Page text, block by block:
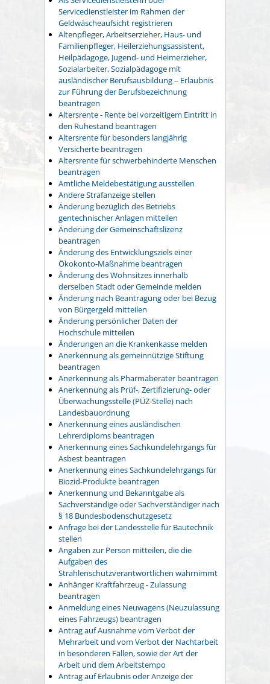
Servicedienstleister im Rahmen der
Geldwäscheaufsicht registrieren
Altenpfleger, Arbeitserzieher, Haus- und
Familienpfleger, Heilerziehungsassistent,
Heilpädagoge, Jugend- und Heimerzieher,
Sozialarbeiter, Sozialpädagoge mit
ausländischer Berufsausbildung – Erlaubnis
zur Führung der Berufsbezeichnung
beantragen
Altersrente - Rente bei vorzeitigem Eintritt in
den Ruhestand beantragen
Altersrente für besonders langjährig
Versicherte beantragen
Altersrente für schwerbehinderte Menschen
beantragen
Amtliche Meldebestätigung ausstellen
Andere Strafanzeige stellen
Änderung bezüglich des Betriebs
gentechnischer Anlagen mitteilen
Änderung der Gemeinschaftslizenz
beantragen
Änderung des Entwicklungsziels einer
Ökokonto-Maßnahme beantragen
Änderung des Wohnsitzes innerhalb
derselben Stadt oder Gemeinde melden
Änderung nach Beantragung oder bei Bezug
von Bürgergeld mitteilen
Änderung persönlicher Daten der
Hochschule mitteilen
Änderungen an die Krankenkasse melden
Anerkennung als gemeinnützige Stiftung
beantragen
Anerkennung als Pharmaberater beantragen
Anerkennung als Prüf-, Zertifizierung- oder
Überwachungsstelle (PÜZ-Stelle) nach
Landesbauordnung
Anerkennung eines ausländischen
Lehrerdiploms beantragen
Anerkennung eines Sachkundelehrgangs für
Asbest beantragen
Anerkennung eines Sachkundelehrgangs für
Biozid-Produkte beantragen
Anerkennung und Bekanntgabe als
Sachverständige oder Sachverständiger nach
§ 18 Bundesbodenschutzgesetz
Anfrage bei der Landesstelle für Bautechnik
stellen
Angaben zur Person mitteilen, die die
Aufgaben des
Strahlenschutzverantwortlichen wahrnimmt
Anhänger Kraftfahrzeug - Zulassung
beantragen
Anmeldung eines Neuwagens (Neuzulassung
eines Fahrzeugs) beantragen
Antrag auf Ausnahme vom Verbot der
Mehrarbeit und vom Verbot der Nachtarbeit
in besonderen Fällen, sowie der Art der
Arbeit und dem Arbeitstempo
Antrag auf Erlaubnis oder Anzeige der